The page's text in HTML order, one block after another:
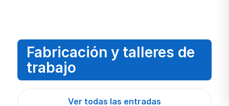
Fabricación y talleres de
trabajo
Ver todas las entradas